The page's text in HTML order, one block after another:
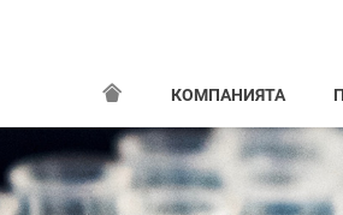
КОМПАНИЯТА